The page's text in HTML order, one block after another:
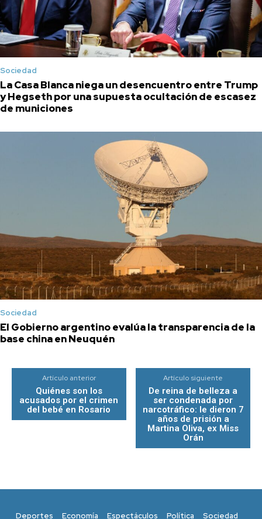
Sociedad
La Casa Blanca niega un desencuentro entre Trump
y Hegseth por una supuesta ocultación de escasez
de municiones
Sociedad
El Gobierno argentino evalúa la transparencia de la
base china en Neuquén
Artículo anterior
Quiénes son los
acusados por el crimen
del bebé en Rosario
Artículo siguiente
De reina de belleza a
ser condenada por
narcotráfico: le dieron 7
años de prisión a
Martina Oliva, ex Miss
Orán
Deportes Economía Espectáculos Política Sociedad